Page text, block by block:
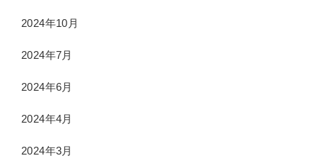
2024年10月
2024年7月
2024年6月
2024年4月
2024年3月